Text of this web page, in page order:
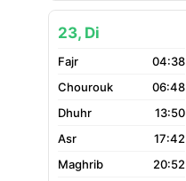
23, Di
04:38
06:48
13:50
17:42
20:52